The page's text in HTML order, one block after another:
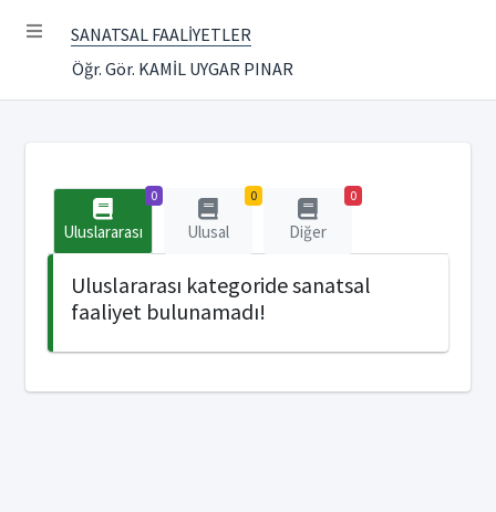
SANATSAL FAALİYETLER
Öğr. Gör. KAMİL UYGAR PINAR
0
Uluslararası
0
Ulusal
0
Diğer
Uluslararası kategoride sanatsal
faaliyet bulunamadı!